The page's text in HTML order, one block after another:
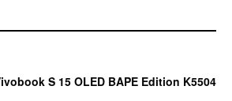
S 15 OLED BAPE Edition K5504